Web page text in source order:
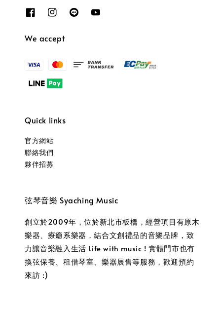
We accept
Quick links
官方網站
聯絡我們
夥伴招募
弦琴音樂 Syaching Music
創立於2009年，位於新北市板橋，經營項目有原木
樂器、療癒系樂器，結合文創禮品的音樂品牌，致
力讓音樂融入生活 Life with music ! 實體門市也有
換弦保養、租借琴室、樂器展售等服務，歡迎預約
來訪 :)